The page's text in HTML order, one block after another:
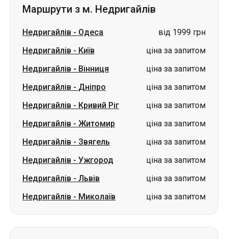
Маршрути з м. Недригайлів
Недригайлів - Одеса
від 1999 грн
Недригайлів - Київ
ціна за запитом
Недригайлів - Вінниця
ціна за запитом
Недригайлів - Дніпро
ціна за запитом
Недригайлів - Кривий Ріг
ціна за запитом
Недригайлів - Житомир
ціна за запитом
Недригайлів - Звягель
ціна за запитом
Недригайлів - Ужгород
ціна за запитом
Недригайлів - Львів
ціна за запитом
Недригайлів - Миколаїв ціна за запитом